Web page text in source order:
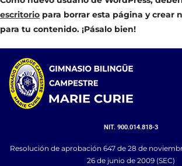
escritorio para borrar esta página y crear
para tu contenido. ¡Pásalo bien!
NIT. 900.014.818-3
Resolución de aprobación 647 de 28 de
26 de junio de 2009 (SEC)